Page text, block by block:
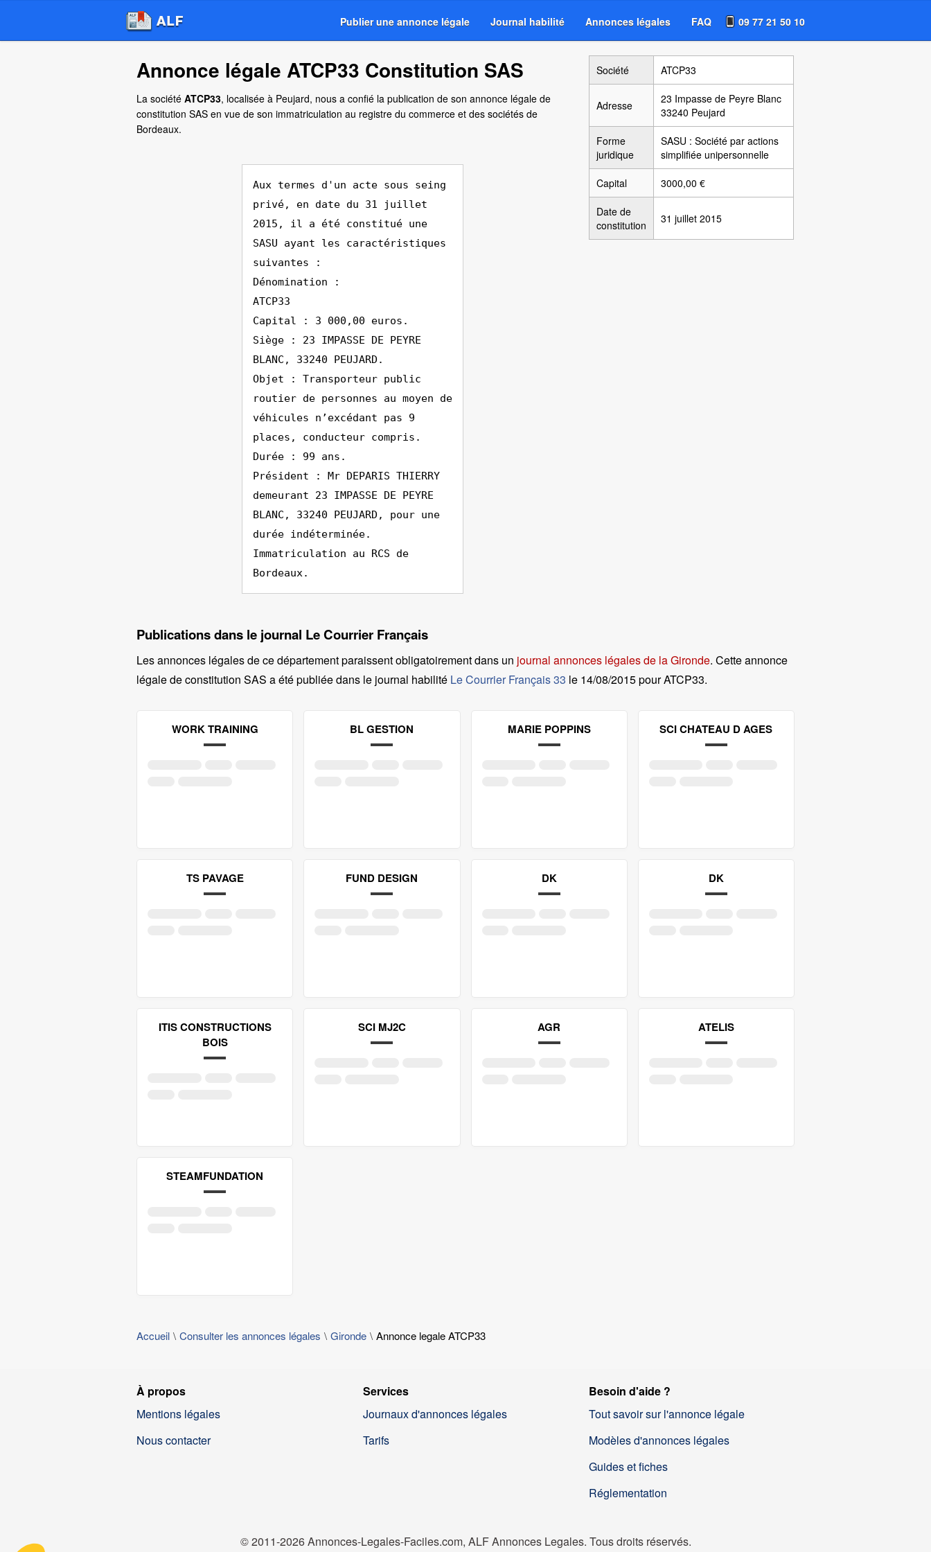
Publier une annonce légale Journal habilité Annonces légales FAQ 09 77 21 50 10
Annonce légale ATCP33 Constitution SAS
La société ATCP33, localisée à Peujard, nous a confié la publication de son annonce légale de
constitution SAS en vue de son immatriculation au registre du commerce et des sociétés de
Bordeaux.
Aux termes d'un acte sous seing
privé, en date du 31 juillet
2015, il a été constitué une
SASU ayant les caractéristiques
suivantes :
Dénomination :
ATCP33
Capital : 3 000,00 euros.
Siège : 23 IMPASSE DE PEYRE
BLANC, 33240 PEUJARD.
Objet : Transporteur public
routier de personnes au moyen de
véhicules n’excédant pas 9
places, conducteur compris.
Durée : 99 ans.
Président : Mr DEPARIS THIERRY
demeurant 23 IMPASSE DE PEYRE
BLANC, 33240 PEUJARD, pour une
durée indéterminée.
Immatriculation au RCS de
Bordeaux.
Société ATCP33
Adresse
23 Impasse de Peyre Blanc
33240 Peujard
Forme
juridique
SASU : Société par actions
simplifiée unipersonnelle
Capital 3000,00 €
Date de
constitution
31 juillet 2015
Publications dans le journal Le Courrier Français
Les annonces légales de ce département paraissent obligatoirement dans un journal annonces légales de la Gironde. Cette annonce
légale de constitution SAS a été publiée dans le journal habilité Le Courrier Français 33 le 14/08/2015 pour ATCP33.
WORK TRAINING BL GESTION MARIE POPPINS SCI CHATEAU D AGES
TS PAVAGE FUND DESIGN DK DK
ITIS CONSTRUCTIONS
BOIS
SCI MJ2C AGR ATELIS
STEAMFUNDATION
Accueil Consulter les annonces légales Gironde Annonce legale ATCP33
À propos
Mentions légales
Nous contacter
Services
Journaux d'annonces légales
Tarifs
Besoin d'aide ?
Tout savoir sur l'annonce légale
Modèles d'annonces légales
Guides et fiches
Réglementation
© 2011-2026 Annonces-Legales-Faciles.com, ALF Annonces Legales. Tous droits réservés.